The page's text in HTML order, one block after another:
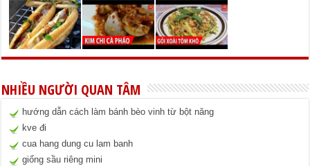
NHIỀU NGƯỜI QUAN TÂM
hướng dẫn cách làm bánh bèo vinh từ bột năng
kve đi
cua hang dung cu lam banh
giống sầu riêng mini